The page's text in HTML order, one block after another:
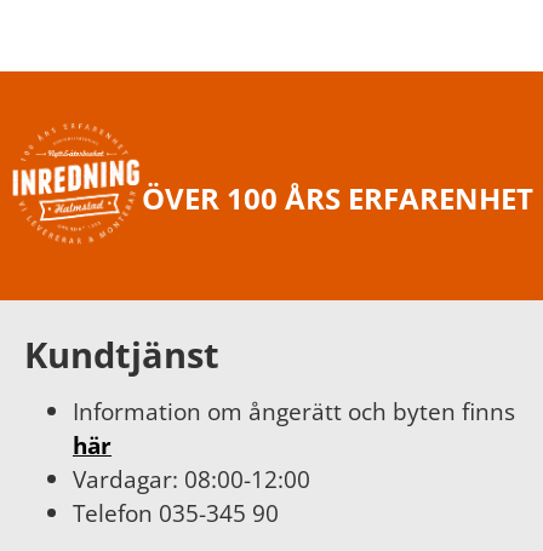
ÖVER 100 ÅRS ERFARENHET
Kundtjänst
Information om ångerätt och byten finns
här
Vardagar: 08:00-12:00
Telefon 035-345 90